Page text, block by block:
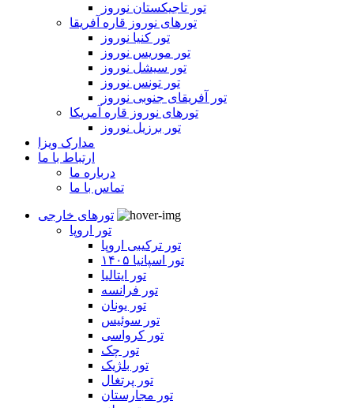
تور تاجیکستان نوروز
تورهای نوروز قاره آفریقا
تور کنیا نوروز
تور موریس نوروز
تور سیشل نوروز
تور تونس نوروز
تور آفریقای جنوبی نوروز
تورهای نوروز قاره آمریکا
تور برزیل نوروز
مدارک ویزا
ارتباط با ما
درباره ما
تماس با ما
تورهای خارجی
تور اروپا
تور ترکیبی اروپا
تور اسپانیا ۱۴۰۵
تور ایتالیا
تور فرانسه
تور یونان
تور سوئیس
تور کرواسی
تور چک
تور بلژیک
تور پرتغال
تور مجارستان